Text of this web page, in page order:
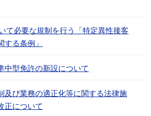
て必要な規制を行う「特定異性接客
る条例」
中型免許の新設について
及び業務の適正化等に関する法律施
正について